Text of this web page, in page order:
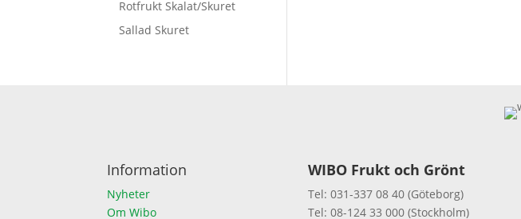
Rotfrukt Skalat/Skuret
Sallad Skuret
Information
Nyheter
Om Wibo
WIBO Frukt och Grönt
Tel: 031-337 08 40 (Göteborg)
Tel: 08-124 33 000 (Stockholm)